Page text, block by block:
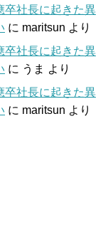
卒社長に起きた異
に maritsun より
卒社長に起きた異
に うま より
卒社長に起きた異
に maritsun より